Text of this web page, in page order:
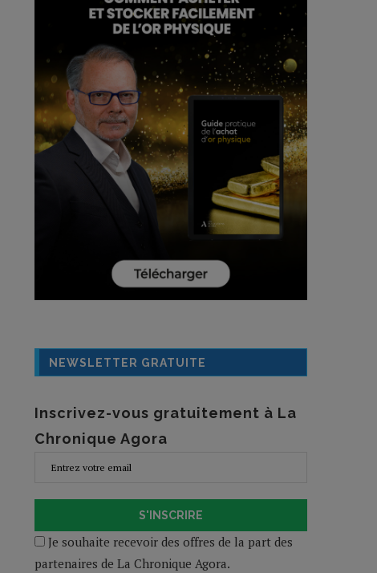
NEWSLETTER GRATUITE
Inscrivez-vous gratuitement à La
Chronique Agora
S'INSCRIRE
Je souhaite recevoir des offres de la part des
partenaires de La Chronique Agora.